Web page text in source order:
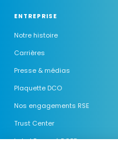
ENTREPRISE
Notre histoire
Carrières
Presse & médias
Plaquette DCO
Nos engagements RSE
Trust Center
Label Engagé RGPD